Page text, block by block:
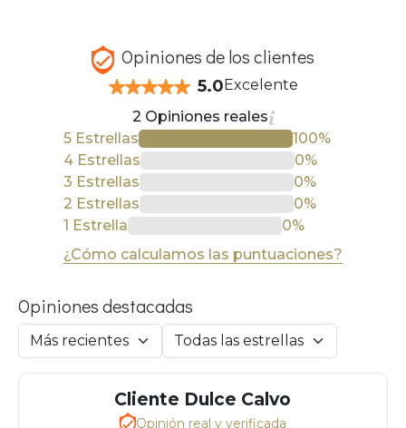
Opiniones de los clientes
5.0 Excelente
2 Opiniones reales
5 Estrellas
100%
4 Estrellas
0%
3 Estrellas
0%
2 Estrellas
0%
1 Estrella
0%
¿Cómo calculamos las puntuaciones?
Opiniones destacadas
Cliente Dulce Calvo
Opinión real y verificada